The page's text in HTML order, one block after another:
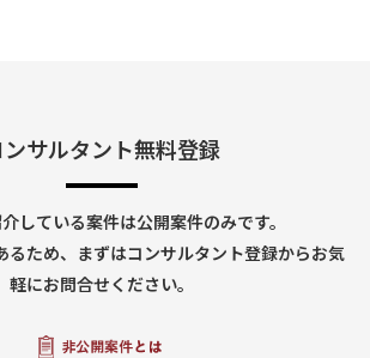
ンサルタント無料登録
している案件は公開案件のみです。
るため、まずはコンサルタント登録からお気
軽にお問合せください。